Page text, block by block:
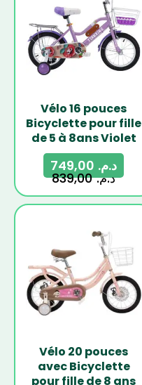
Vélo 16 pouces
Bicyclette pour fille
de 5 à 8ans Violet
د.م.839,00
د.م.
Vélo 20 pouces
avec Bicyclette
pour fille de 8 ans